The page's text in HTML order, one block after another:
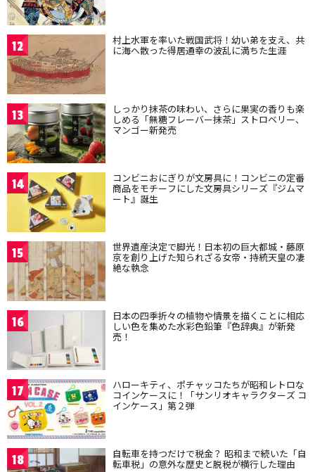
12 村上水軍を率いた戦国武将！幼い弟を支え、共
に海へ散った得居通幸の波乱に満ちた生涯
13 しっかり抹茶の味わい、さらに果実の香りも楽
しめる「無糖フレーバー抹茶」ストロベリー、
マンゴー新発売
14 コンビニおにぎりが文房具に！コンビニの定番
商品をモチーフにした文房具シリーズ『ジムマ
ート』誕生
15 世界遺産決定で脚光！日本初の巨大都城・藤原
京を創り上げた知られざる女帝・持統天皇の凄
絶な執念
16 日本の四季折々の植物や情景を描くことに相応
しい色を集めた水彩色鉛筆『色辞典』が新発
売！
17 ハローキティ、ポチャッコたちが昭和レトロな
コインケースに！「サンリオキャラクターズ コ
インケース」第２弾
18 自転車を持つだけで税金？ 昭和まで続いた「自
転車税」の意外な歴史と脱税が横行した理由